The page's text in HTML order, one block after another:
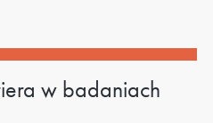
w badaniach